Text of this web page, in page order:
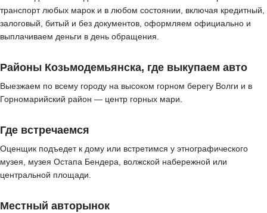
транспорт любых марок и в любом состоянии, включая кредитный,
залоговый, битый и без документов, оформляем официально и
выплачиваем деньги в день обращения.
Районы Козьмодемьянска, где выкупаем авто
Выезжаем по всему городу на высоком горном берегу Волги и в
Горномарийский район — центр горных мари.
Где встречаемся
Оценщик подъедет к дому или встретимся у этнографического
музея, музея Остапа Бендера, волжской набережной или
центральной площади.
Местный авторынок